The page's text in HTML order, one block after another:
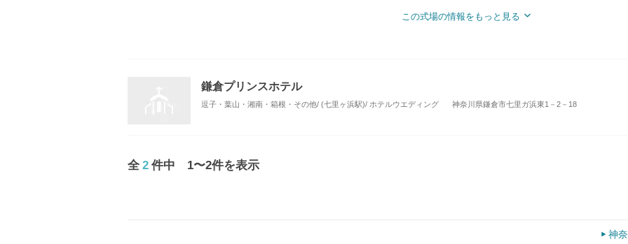
この式場の情報をもっと見る
鎌倉プリンスホテル
逗子・葉山・湘南・箱根・その他/ (七里ヶ浜駅)/ ホテルウエディング 神奈川県鎌倉市七里ガ浜東1－2－18
全 2 件中 1〜2件を表示
神